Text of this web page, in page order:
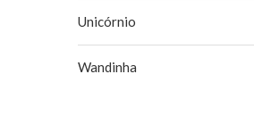
Unicórnio
Wandinha